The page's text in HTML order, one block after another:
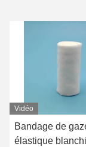
Vidéo
Bandage de
élastique blanchi